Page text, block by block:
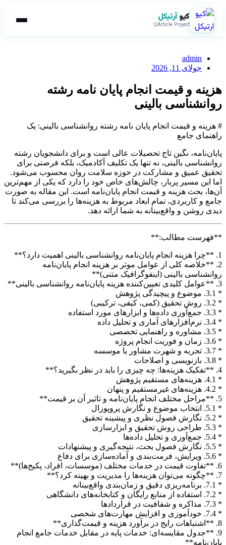
کیوآرتیکل
QArticle Project
admin
جولای 11, 2026
هزینه و قیمت انجام پایان نامه رشته
روانشناسی بالینی
# هزینه و قیمت انجام پایان نامه رشته روانشناسی بالینی: یک
راهنمای جامع
پایان‌نامه، نگین تاج تحصیلات عالی است و برای دانشجویان رشته
روانشناسی بالینی، نه تنها یک تکلیف آکادمیک، بلکه فرصتی برای
تحقیق عمیق و مشارکت در حوزه سلامت روان محسوب می‌شود.
اما این مسیر پربار، چالش‌های خاص خود را دارد که یکی از مهم‌ترین
آن‌ها، بحث هزینه و قیمت انجام پایان‌نامه است. این مقاله به صورت
جامع و کاربردی، تمام ابعاد مربوط به هزینه‌ها را بررسی می‌کند تا
دیدی روشن و واقع‌بینانه به شما ارائه دهد.
**فهرست مطالب:**
1. **چرا هزینه انجام پایان‌نامه روانشناسی بالینی اهمیت دارد؟**
2. **خلاصه کلی از عوامل موثر بر هزینه انجام پایان‌نامه
روانشناسی بالینی (اینفوگرافیک متنی)**
3. **عوامل کلیدی تعیین‌کننده هزینه پایان‌نامه روانشناسی بالینی**
* 3.1. موضوع و پیچیدگی پژوهش
* 3.2. روش تحقیق (کمی، کیفی، ترکیبی)
* 3.3. جمع‌آوری داده‌ها و ابزارهای مورد استفاده
* 3.4. نرم‌افزارهای آماری و تحلیل داده
* 3.5. مشاوره و راهنمایی تخصصی
* 3.6. زمان و فوریت انجام پروژه
* 3.7. تجربه و شهرت مشاور یا موسسه
* 3.8. بازنویسی و اصلاحات
4. **تفکیک هزینه‌ها: چه چیزی را باید در نظر بگیرید؟**
* 4.1. هزینه‌های مستقیم پژوهش
* 4.2. هزینه‌های غیرمستقیم و پنهان
5. **مراحل مختلف انجام پایان‌نامه و تاثیر آن بر قیمت**
* 5.1. انتخاب موضوع و نگارش پروپوزال
* 5.2. نگارش فصول نظری و پیشینه تحقیق
* 5.3. طراحی روش تحقیق و ابزارسازی
* 5.4. جمع‌آوری و تحلیل داده‌ها
* 5.5. نگارش فصول بحث، نتیجه‌گیری و پیشنهادات
* 5.6. ویرایش، فرمت‌بندی و آماده‌سازی برای دفاع
6. **تفاوت قیمت در خدمات مختلف (موسسات، افراد، پکیج‌ها)**
7. **چگونه می‌توان هزینه‌ها را مدیریت و بهینه کرد؟**
* 7.1. برنامه‌ریزی دقیق و زمان‌بندی واقع‌بینانه
* 7.2. استفاده از منابع رایگان و کتابخانه‌های دانشگاهی
* 7.3. مذاکره و شفافیت در قراردادها
* 7.4. خودآموزی و افزایش مهارت‌های شخصی
8. **اشتباهات رایج در برآورد هزینه و قیمت‌گذاری**
9. **جدول مقایسه‌ای: خدمات پایه در مقابل خدمات جامع انجام
پایان‌نامه**